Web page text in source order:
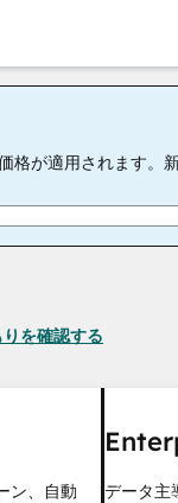
格が適用されます。
を確認する
ン、自動
データ主